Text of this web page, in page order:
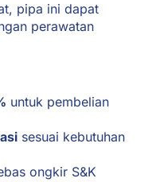
pipa ini dapat
perawatan
untuk pembelian
sesuai kebutuhan
ongkir S&K